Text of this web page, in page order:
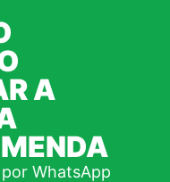
A
WhatsApp